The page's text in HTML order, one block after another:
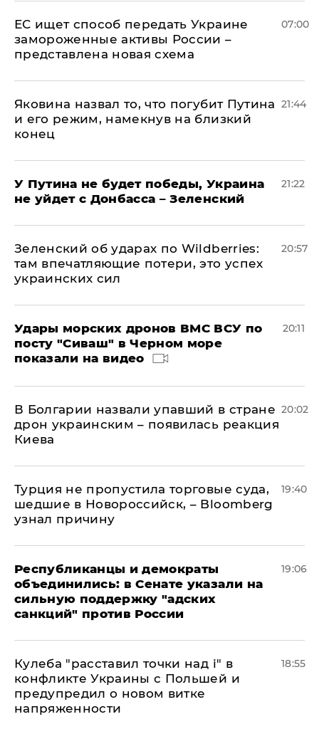
ЕС ищет способ передать Украине
замороженные активы России –
представлена новая схема
07:00
Яковина назвал то, что погубит Путина
и его режим, намекнув на близкий
конец
21:44
У Путина не будет победы, Украина
не уйдет с Донбасса – Зеленский
21:22
Зеленский об ударах по Wildberries:
там впечатляющие потери, это успех
украинских сил
20:57
Удары морских дронов ВМС ВСУ по
посту "Сиваш" в Черном море
показали на видео
20:11
В Болгарии назвали упавший в стране
дрон украинским – появилась реакция
Киева
20:02
Турция не пропустила торговые суда,
шедшие в Новороссийск, – Bloomberg
узнал причину
19:40
Республиканцы и демократы
объединились: в Сенате указали на
сильную поддержку "адских
санкций" против России
19:06
Кулеба "расставил точки над і" в
конфликте Украины с Польшей и
предупредил о новом витке
напряженности
18:55